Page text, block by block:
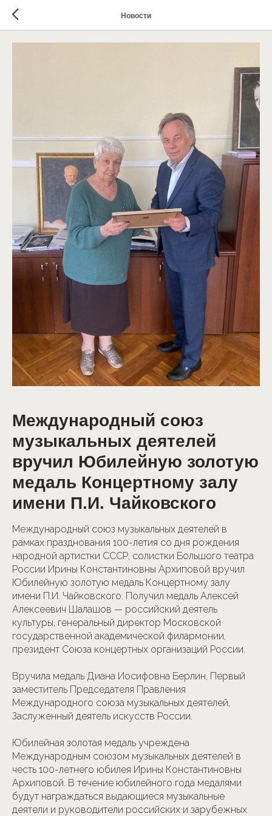
Новости
Международный союз
музыкальных деятелей
вручил Юбилейную золотую
медаль Концертному залу
имени П.И. Чайковского
Международный союз музыкальных деятелей в
рамках празднования 100-летия со дня рождения
народной артистки СССР, солистки Большого театра
России Ирины Константиновны Архиповой вручил
Юбилейную золотую медаль Концертному залу
имени П.И. Чайковского. Получил медаль Алексей
Алексеевич Шалашов — российский деятель
культуры, генеральный директор Московской
государственной академической филармонии,
президент Союза концертных организаций России.
Вручила медаль Диана Иосифовна Берлин, Первый
заместитель Председателя Правления
Международного союза музыкальных деятелей,
Заслуженный деятель искусств России.
Юбилейная золотая медаль учреждена
Международным союзом музыкальных деятелей в
честь 100-летнего юбилея Ирины Константиновны
Архиповой. В течение юбилейного года медалями
будут награждаться выдающиеся музыкальные
деятели и руководители российских и зарубежных